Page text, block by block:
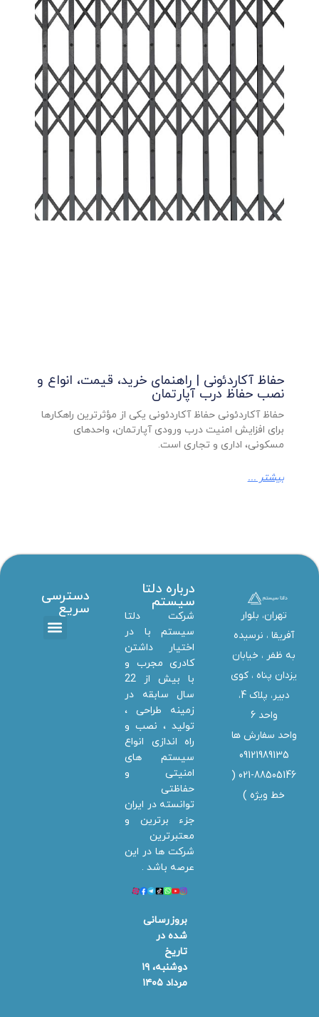
حفاظ آکاردئونی | راهنمای خرید، قیمت، انواع و
نصب حفاظ درب آپارتمان
حفاظ آکاردئونی حفاظ آکاردئونی یکی از مؤثرترین راهکارها
برای افزایش امنیت درب ورودی آپارتمان، واحدهای
مسکونی، اداری و تجاری است.
بیشتر ...
تهران، بلوار
آفریقا ، نرسیده
به ظفر ،‌ خیابان
یزدان پناه ، کوی
دبیر، پلاک 4،
واحد 6
واحد سفارش ها
09121989135
021-88505146 (
خط ویژه )
درباره دلتا
سیستم
شرکت دلتا
سیستم با در
اختیار داشتن
کادری مجرب و
با بیش از 22
سال سابقه در
زمینه طراحی ،
تولید ، نصب و
راه اندازی انواع
سیستم های
امنیتی و
حفاظتی
توانسته در ایران
جزء برترین و
معتبرترین
شرکت ها در این
عرصه باشد .
بروزرسانی
شده در
تاریخ
دوشنبه، ۱۹
مرداد ۱۴۰۵
دسترسی
سریع